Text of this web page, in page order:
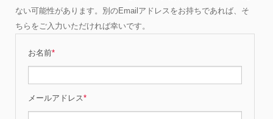
ない可能性があります。別のEmailアドレスをお持ちであれば、そ
ちらをご入力いただければ幸いです。
お名前*
メールアドレス*